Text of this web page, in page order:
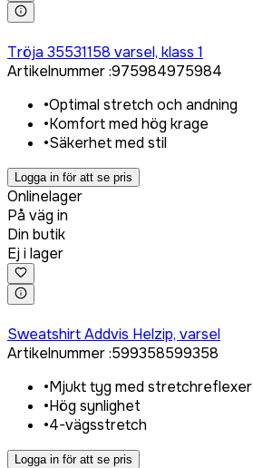
Tröja 35531158 varsel, klass 1
Artikelnummer:975984975984
•Optimal stretch och andning
•Komfort med hög krage
•Säkerhet med stil
Logga in för att se pris
Onlinelager
På väg in
Din butik
Ej i lager
Sweatshirt Addvis Helzip, varsel
Artikelnummer:599358599358
•Mjukt tyg med stretchreflexer
•Hög synlighet
•4-vägsstretch
Logga in för att se pris